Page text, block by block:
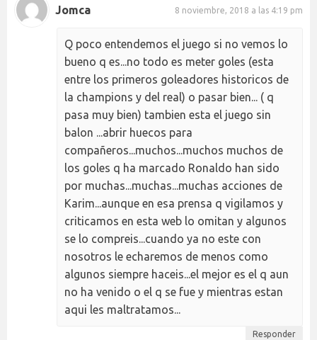
Jomca 8 noviembre, 2018 a las 4:19 pm
Q poco entendemos el juego si no vemos lo
bueno q es...no todo es meter goles (esta
entre los primeros goleadores historicos de
la champions y del real) o pasar bien... ( q
pasa muy bien) tambien esta el juego sin
balon ...abrir huecos para
compañeros...muchos...muchos muchos de
los goles q ha marcado Ronaldo han sido
por muchas...muchas...muchas acciones de
Karim...aunque en esa prensa q vigilamos y
criticamos en esta web lo omitan y algunos
se lo compreis...cuando ya no este con
nosotros le echaremos de menos como
algunos siempre haceis...el mejor es el q aun
no ha venido o el q se fue y mientras estan
aqui les maltratamos...
Responder